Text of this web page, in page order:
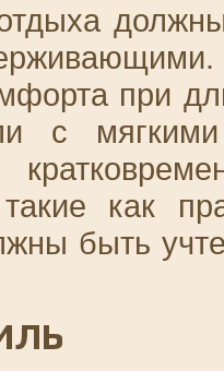
при
с
такие как
быть